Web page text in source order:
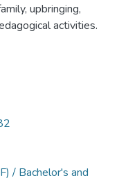
upbringing,
activities.
/ Bachelor's and